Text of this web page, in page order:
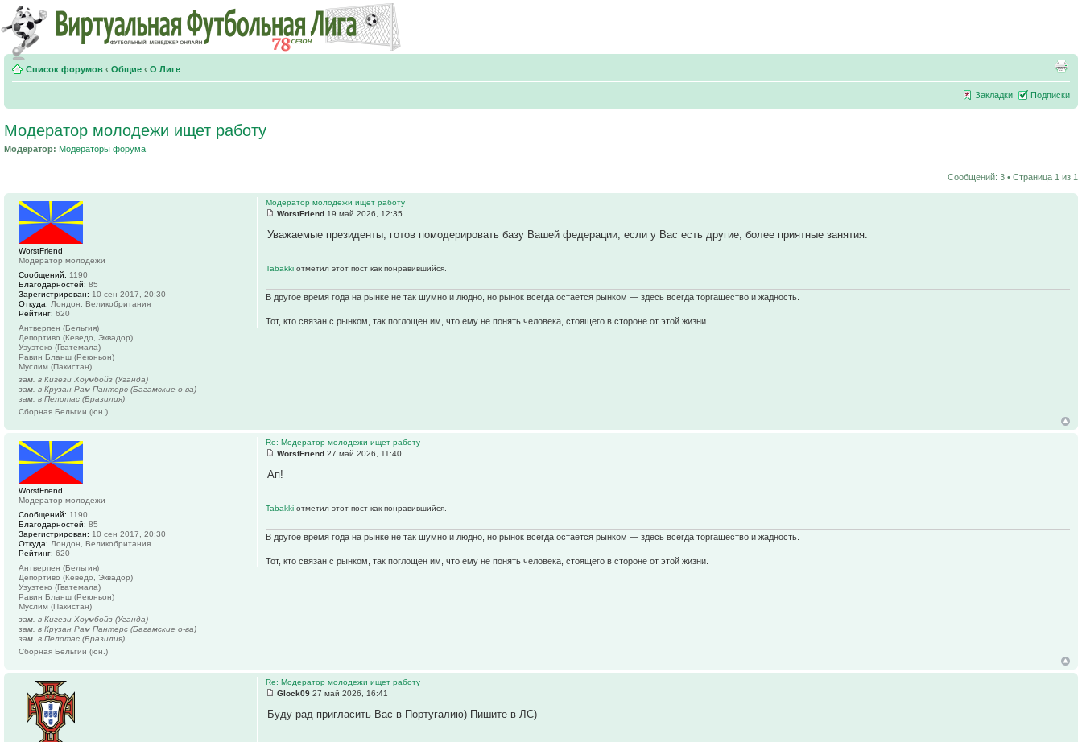
Список форумов ‹ Общие ‹ О Лиге
Закладки Подписки
Модератор молодежи ищет работу
Модератор: Модераторы форума
Сообщений: 3 • Страница 1 из 1
Модератор молодежи ищет работу
WorstFriend 19 май 2026, 12:35
Уважаемые президенты, готов помодерировать базу Вашей федерации, если у Вас есть другие, более приятные занятия.
Tabakkiотметил этот пост как понравившийся.
В другое время года на рынке не так шумно и людно, но рынок всегда остается рынком — здесь всегда торгашество и жадность.
Тот, кто связан с рынком, так поглощен им, что ему не понять человека, стоящего в стороне от этой жизни.
WorstFriend
Модератор молодежи
Сообщений: 1190
Благодарностей: 85
Зарегистрирован: 10 сен 2017, 20:30
Откуда: Лондон, Великобритания
Рейтинг: 620
Антверпен (Бельгия)
Депортиво (Кеведо, Эквадор)
Уэуэтеко (Гватемала)
Равин Бланш (Реюньон)
Муслим (Пакистан)
зам. в Кигези Хоумбойз (Уганда)
зам. в Крузан Рам Пантерс (Багамские о-ва)
зам. в Пелотас (Бразилия)
Сборная Бельгии (юн.)
Re: Модератор молодежи ищет работу
WorstFriend 27 май 2026, 11:40
Ап!
Tabakkiотметил этот пост как понравившийся.
В другое время года на рынке не так шумно и людно, но рынок всегда остается рынком — здесь всегда торгашество и жадность.
Тот, кто связан с рынком, так поглощен им, что ему не понять человека, стоящего в стороне от этой жизни.
WorstFriend
Модератор молодежи
Сообщений: 1190
Благодарностей: 85
Зарегистрирован: 10 сен 2017, 20:30
Откуда: Лондон, Великобритания
Рейтинг: 620
Антверпен (Бельгия)
Депортиво (Кеведо, Эквадор)
Уэуэтеко (Гватемала)
Равин Бланш (Реюньон)
Муслим (Пакистан)
зам. в Кигези Хоумбойз (Уганда)
зам. в Крузан Рам Пантерс (Багамские о-ва)
зам. в Пелотас (Бразилия)
Сборная Бельгии (юн.)
Re: Модератор молодежи ищет работу
Glock09 27 май 2026, 16:41
Буду рад пригласить Вас в Португалию) Пишите в ЛС)